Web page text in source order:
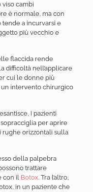
cambi
è normale, ma con
tende a incurvarsi e
più vecchio e
flaccida rende
difficoltà nell’applicare
cui le donne più
un intervento chirurgico
i pazienti
per aprire
rughe orizzontali sulla
della palpebra
trattare
con il Botox. Tra l’altro,
in un paziente che